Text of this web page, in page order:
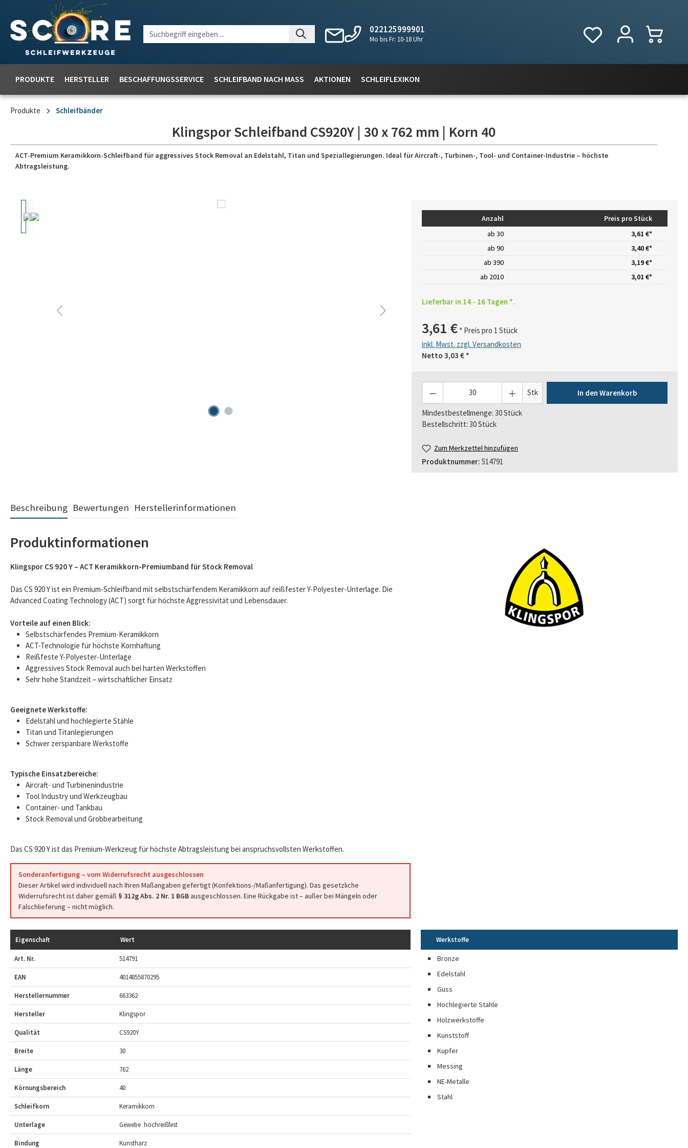
022125999901
Mo bis Fr: 10-18 Uhr
PRODUKTE HERSTELLER BESCHAFFUNGSSERVICE SCHLEIFBAND NACH MASS AKTIONEN SCHLEIFLEXIKON
Produkte Schleifbänder
Klingspor Schleifband CS920Y | 30 x 762 mm | Korn 40
ACT-Premium Keramikkorn-Schleifband für aggressives Stock Removal an Edelstahl, Titan und Speziallegierungen. Ideal für Aircraft-, Turbinen-, Tool- und Container-Industrie – höchste
Abtragsleistung.
Anzahl
Preis pro Stück
ab 30
3,61 €*
ab 90
3,40 €*
ab 390
3,19 €*
ab 2010 3,01 €*
Lieferbar in 14 - 16 Tagen *.
3,61 € * Preis pro 1 Stück
inkl. Mwst. zzgl. Versandkosten
Netto 3,03 € *
Stk In den Warenkorb
Mindestbestellmenge: 30 Stück
Bestellschritt: 30 Stück
Zum Merkzettel hinzufügen
Produktnummer: 514791
Beschreibung Bewertungen Herstellerinformationen
Produktinformationen
Klingspor CS 920 Y – ACT Keramikkorn-Premiumband für Stock Removal
Das CS 920 Y ist ein Premium-Schleifband mit selbstschärfendem Keramikkorn auf reißfester Y-Polyester-Unterlage. Die
Advanced Coating Technology (ACT) sorgt für höchste Aggressivität und Lebensdauer.
Vorteile auf einen Blick:
Selbstschärfendes Premium-Keramikkorn
ACT-Technologie für höchste Kornhaftung
Reißfeste Y-Polyester-Unterlage
Aggressives Stock Removal auch bei harten Werkstoffen
Sehr hohe Standzeit – wirtschaftlicher Einsatz
Geeignete Werkstoffe:
Edelstahl und hochlegierte Stähle
Titan und Titanlegierungen
Schwer zerspanbare Werkstoffe
Typische Einsatzbereiche:
Aircraft- und Turbinenindustrie
Tool Industry und Werkzeugbau
Container- und Tankbau
Stock Removal und Grobbearbeitung
Das CS 920 Y ist das Premium-Werkzeug für höchste Abtragsleistung bei anspruchsvollsten Werkstoffen.
Sonderanfertigung – vom Widerrufsrecht ausgeschlossen
Dieser Artikel wird individuell nach Ihren Maßangaben gefertigt (Konfektions-/Maßanfertigung). Das gesetzliche
Widerrufsrecht ist daher gemäß § 312g Abs. 2 Nr. 1 BGBausgeschlossen. Eine Rückgabe ist – außer bei Mängeln oder
Falschlieferung – nicht möglich.
Eigenschaft Wert
Art. Nr. 514791
EAN 4014855870295
Herstellernummer 663362
Hersteller Klingspor
Qualität CS920Y
Breite 30
Länge 762
Körnungsbereich 40
Schleifkorn Keramikkorn
Unterlage Gewebe  hochreißfest
Bindung Kunstharz
Werkstoffe
Bronze
Edelstahl
Guss
Hochlegierte Stähle
Holzwerkstoffe
Kunststoff
Kupfer
Messing
NE-Metalle
Stahl